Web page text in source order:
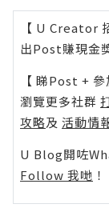
【 U Creator
出Post賺現金
【 睇Post + 參
瀏覽更多社群
攻略及 活動情
U Blog開咗
Follow 我哋 ！